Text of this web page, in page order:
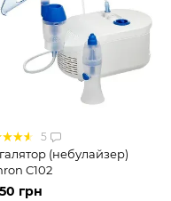
5
(небулайзер)
C102
грн